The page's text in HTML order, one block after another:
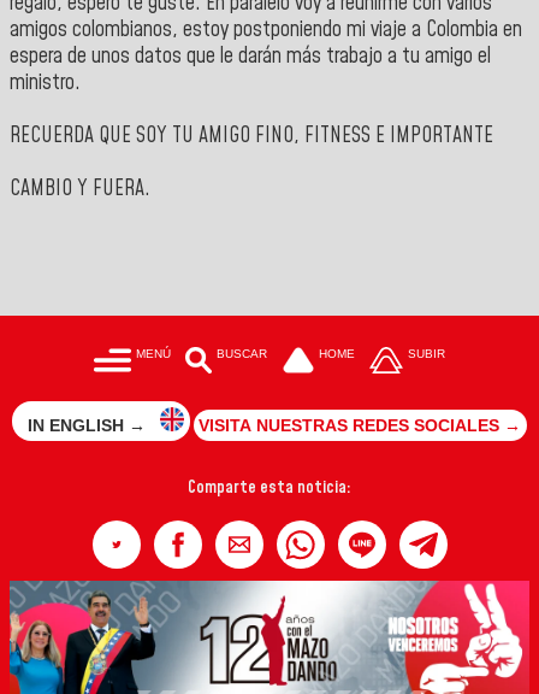
amigos colombianos, estoy postponiendo mi viaje a Colombia en
espera de unos datos que le darán más trabajo a tu amigo el
ministro.
RECUERDA QUE SOY TU AMIGO FINO, FITNESS E IMPORTANTE
CAMBIO Y FUERA.
MENÚ BUSCAR HOME SUBIR
IN ENGLISH → VISITA NUESTRAS REDES SOCIALES →
Comparte esta noticia: